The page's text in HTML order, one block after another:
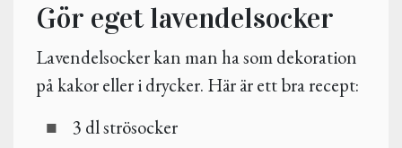
Gör eget lavendelsocker
Lavendelsocker kan man ha som dekoration
på kakor eller i drycker. Här är ett bra recept:
3 dl strösocker